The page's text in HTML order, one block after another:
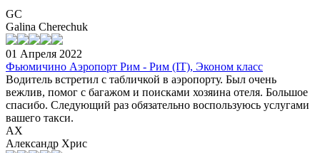
GC
Galina Cherechuk
01 Апреля 2022
Фьюмичино Аэропорт Рим - Рим (IT), Эконом класс
Водитель встретил с табличкой в аэропорту. Был очень
вежлив, помог с багажом и поисками хозяина отеля. Большое
спасибо. Следующий раз обязательно воспользуюсь услугами
вашего такси.
АХ
Александр Хрис